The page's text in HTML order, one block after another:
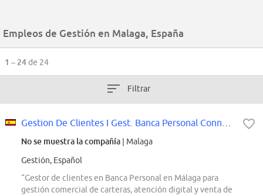
Empleos de Gestión en Malaga, España
1 – 24de 24
Filtrar
No se muestra la compañía | Malaga
Gestión, Español
“Gestor de clientes en Banca Personal en Málaga para
gestión comercial de carteras, atención digital y venta de